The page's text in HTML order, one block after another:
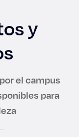
y
el campus
para